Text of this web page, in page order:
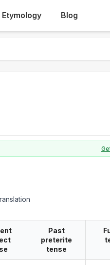
Etymology Blog
Past
preterite
tense